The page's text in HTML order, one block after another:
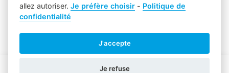
allez autoriser.Je préfère choisir - Politique de
confidentialité
J'accepte
Je refuse